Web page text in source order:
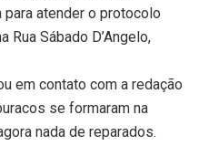
para atender o protocolo
Sábado D’Angelo,
em contato com a redação
se formaram na
nada de reparados.